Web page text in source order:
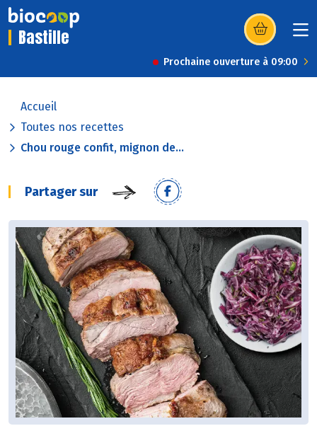
Bastille (s’ouvre dans
Prochaine ouverture à 09:00
Accueil
Toutes nos recettes
Chou rouge confit, mignon de...
Partager sur